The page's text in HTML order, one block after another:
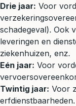
Drie jaar: Voor
schadegeval). Ook
leveringen en
ziekenhuizen, enz.
Eén jaar: Voor
Twintig jaar: Voor
erfdienstbaarheden.